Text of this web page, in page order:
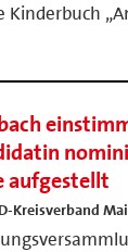
Kinderbuch
aufgestellt
Kreisverband